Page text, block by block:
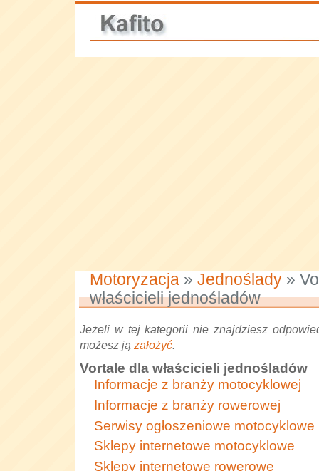
Motoryzacja » Jednoślady »
właścicieli jednośladów
Jeżeli w tej kategorii nie znajdziesz
możesz ją założyć.
Vortale dla właścicieli jednośladów
Informacje z branży motocyklowej
Informacje z branży rowerowej
Serwisy ogłoszeniowe motocyklowe
Sklepy internetowe motocyklowe
Sklepy internetowe rowerowe